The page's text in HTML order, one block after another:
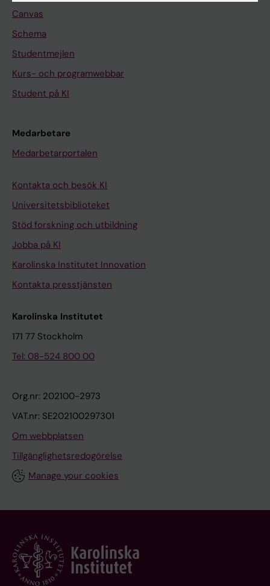
Canvas
Schema
Studentmejlen
Kurs- och programwebbar
Student på KI
Medarbetare
Medarbetarportalen
Kontakta och besök KI
Universitetsbiblioteket
Stöd forskning och utbildning
Jobba på KI
Karolinska Institutet Innovation
Kontakta presstjänsten
Karolinska Institutet
171 77 Stockholm
Tel: 08-524 800 00
Org.nr: 202100-2973
VAT.nr: SE202100297301
Om webbplatsen
Tillgänglighetsredogörelse
Manage your cookies